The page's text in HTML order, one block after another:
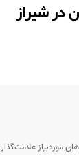
در شیراز
موردنیاز